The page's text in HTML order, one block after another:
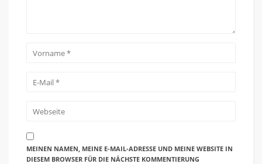
MEINEN NAMEN, MEINE E-MAIL-ADRESSE UND MEINE WEBSITE IN
DIESEM BROWSER FÜR DIE NÄCHSTE KOMMENTIERUNG